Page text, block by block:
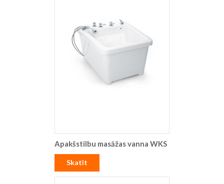
Apakšstilbu masāžas vanna WKS
Skatīt